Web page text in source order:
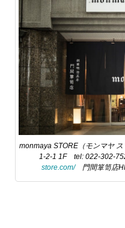
monmaya STORE（モンマヤ
1-2-1 1F tel: 022-302-
store.com/門間箪笥店